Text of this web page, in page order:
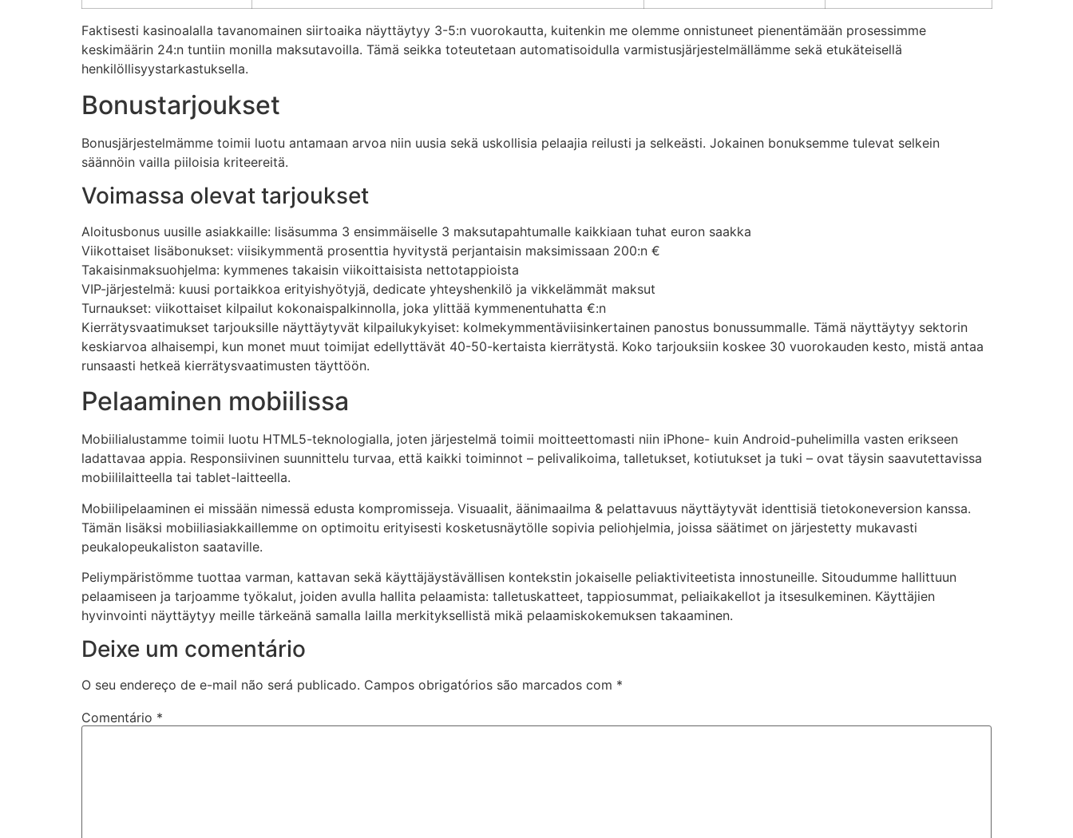
Faktisesti kasinoalalla tavanomainen siirtoaika näyttäytyy 3-5:n vuorokautta, kuitenkin me olemme onnistuneet pienentämään prosessimme
keskimäärin 24:n tuntiin monilla maksutavoilla. Tämä seikka toteutetaan automatisoidulla varmistusjärjestelmällämme sekä etukäteisellä
henkilöllisyystarkastuksella.
Bonustarjoukset
Bonusjärjestelmämme toimii luotu antamaan arvoa niin uusia sekä uskollisia pelaajia reilusti ja selkeästi. Jokainen bonuksemme tulevat selkein
säännöin vailla piiloisia kriteereitä.
Voimassa olevat tarjoukset
Aloitusbonus uusille asiakkaille: lisäsumma 3 ensimmäiselle 3 maksutapahtumalle kaikkiaan tuhat euron saakka
Viikottaiset lisäbonukset: viisikymmentä prosenttia hyvitystä perjantaisin maksimissaan 200:n €
Takaisinmaksuohjelma: kymmenes takaisin viikoittaisista nettotappioista
VIP-järjestelmä: kuusi portaikkoa erityishyötyjä, dedicate yhteyshenkilö ja vikkelämmät maksut
Turnaukset: viikottaiset kilpailut kokonaispalkinnolla, joka ylittää kymmenentuhatta €:n
Kierrätysvaatimukset tarjouksille näyttäytyvät kilpailukykyiset: kolmekymmentäviisinkertainen panostus bonussummalle. Tämä näyttäytyy sektorin
keskiarvoa alhaisempi, kun monet muut toimijat edellyttävät 40-50-kertaista kierrätystä. Koko tarjouksiin koskee 30 vuorokauden kesto, mistä antaa
runsaasti hetkeä kierrätysvaatimusten täyttöön.
Pelaaminen mobiilissa
Mobiilialustamme toimii luotu HTML5-teknologialla, joten järjestelmä toimii moitteettomasti niin iPhone- kuin Android-puhelimilla vasten erikseen
ladattavaa appia. Responsiivinen suunnittelu turvaa, että kaikki toiminnot – pelivalikoima, talletukset, kotiutukset ja tuki – ovat täysin saavutettavissa
mobiililaitteella tai tablet-laitteella.
Mobiilipelaaminen ei missään nimessä edusta kompromisseja. Visuaalit, äänimaailma & pelattavuus näyttäytyvät identtisiä tietokoneversion kanssa.
Tämän lisäksi mobiiliasiakkaillemme on optimoitu erityisesti kosketusnäytölle sopivia peliohjelmia, joissa säätimet on järjestetty mukavasti
peukalopeukaliston saataville.
Peliympäristömme tuottaa varman, kattavan sekä käyttäjäystävällisen kontekstin jokaiselle peliaktiviteetista innostuneille. Sitoudumme hallittuun
pelaamiseen ja tarjoamme työkalut, joiden avulla hallita pelaamista: talletuskatteet, tappiosummat, peliaikakellot ja itsesulkeminen. Käyttäjien
hyvinvointi näyttäytyy meille tärkeänä samalla lailla merkityksellistä mikä pelaamiskokemuksen takaaminen.
Deixe um comentário
O seu endereço de e-mail não será publicado. Campos obrigatórios são marcados com *
Comentário *